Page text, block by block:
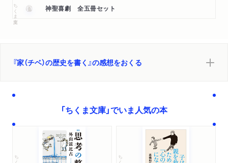
ちくま文庫 神聖喜劇 全五冊セット
『家（チベ）の歴史を書く』の感想をおくる
「ちくま文庫」でいま人気の本
ちくま文庫 ちくま文庫